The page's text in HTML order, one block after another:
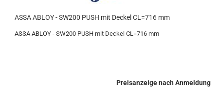
ASSA ABLOY - SW200 PUSH mit De­ckel CL=716 mm
ASSA ABLOY - SW200 PUSH mit De­ckel CL=716 mm
Preisanzeige nach Anmeldung